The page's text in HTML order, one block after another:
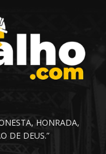
HONRADA,
DE DEUS.”